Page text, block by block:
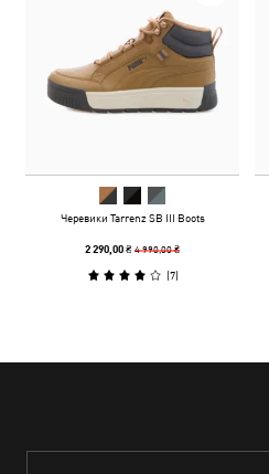
Черевики Tarrenz SB III Boots
2 290,00 ₴4 990,00 ₴
(7)